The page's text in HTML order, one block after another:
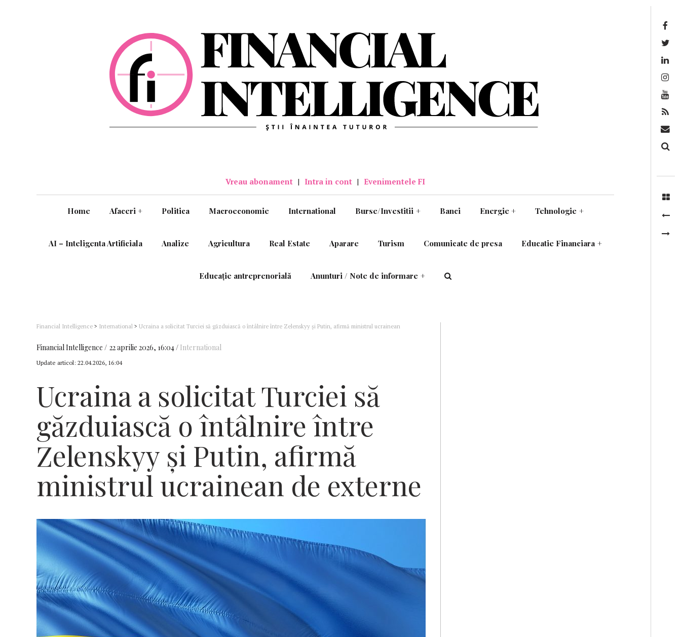
Vreau abonament | Intra in cont | Evenimentele FI
Home Afaceri + Politica Macroeconomie International Burse/Investitii + Banci Energie + Tehnologie +
AI – Inteligenta Artificiala Analize Agricultura Real Estate Aparare Turism Comunicate de presa Educatie Financiara +
Educație antreprenorială Anunturi / Note de informare +
Financial Intelligence > International > Ucraina a solicitat Turciei să găzduiască o întâlnire între Zelenskyy și Putin, afirmă ministrul ucrainean
Financial Intelligence 22 aprilie 2026, 16:04 International
Update articol: 22.04.2026, 16:04
Ucraina a solicitat Turciei să
găzduiască o întâlnire între
Zelenskyy și Putin, afirmă
ministrul ucrainean de externe